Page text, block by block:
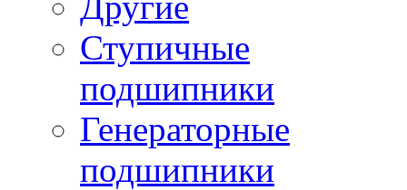
Ступичные
подшипники
Генераторные
подшипники